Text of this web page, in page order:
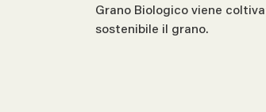
Grano Biologico viene
sostenibile il grano.